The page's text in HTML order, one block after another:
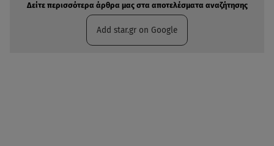
Δείτε περισσότερα άρθρα μας στα αποτελέσματα αναζήτησης
Add star.gr on Google